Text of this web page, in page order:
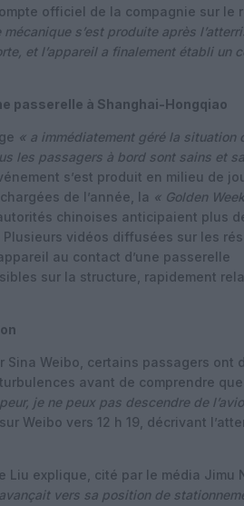
officiel de la compagnie sur le
s’est produite après
et l’appareil a finalement établi un
passerelle à Shanghai-Hongqiao
« a immédiatement géré la situation
les passagers à bord sont sains et
s’est produit en milieu de
de l’année, la « Golden
chinoises anticipaient plus
Plusieurs vidéos diffusées sur les
au contact d’une passerelle
sur la structure, rapidement
Weibo, certains passagers ont
avant de comprendre que
je ne peux pas descendre de
Weibo vers 12 h 19, décrivant
Liu explique, cité par le média Jimu
vers sa position de